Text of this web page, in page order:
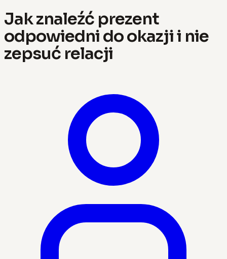
Jak znaleźć prezent
odpowiedni do okazji i nie
zepsuć relacji